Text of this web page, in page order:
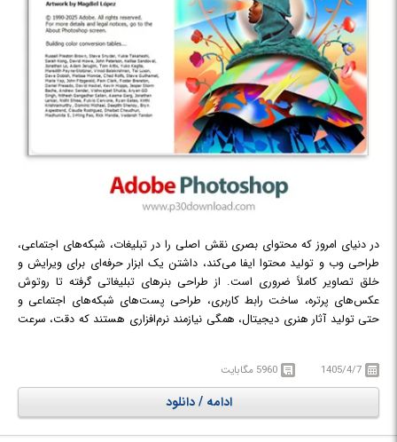
در دنیای امروز که محتوای بصری نقش اصلی را در تبلیغات، شبکه‌های اجتماعی،
طراحی وب و تولید محتوا ایفا می‌کند، داشتن یک ابزار حرفه‌ای برای ویرایش و
خلق تصاویر کاملاً ضروری است. از طراحی بنرهای تبلیغاتی گرفته تا روتوش
عکس‌های پرتره، ساخت رابط کاربری، طراحی پست‌های شبکه‌های اجتماعی و
حتی تولید آثار هنری دیجیتال، همگی نیازمند نرم‌افزاری هستند که دقت، سرعت
Adobe Photoshop 2026جدیدترین نسخه از محبوب‌ترین و قدرتمندترین
نرم‌افزار ویرایش تصویر در جهان است که توسط شرکت Adobe توسعه داده شده و
به‌عنوان استاندارد صنعت طراحی گرافیک و عکاسی دیجیتال شناخته می‌شود. این
نرم‌افزار مجموعه‌ای کامل از ابزارهای حرفه‌ای برای ویرایش عکس، طراحی گرافیکی،
1405/4/7 5960 مگابایت
ادامه / دانلود